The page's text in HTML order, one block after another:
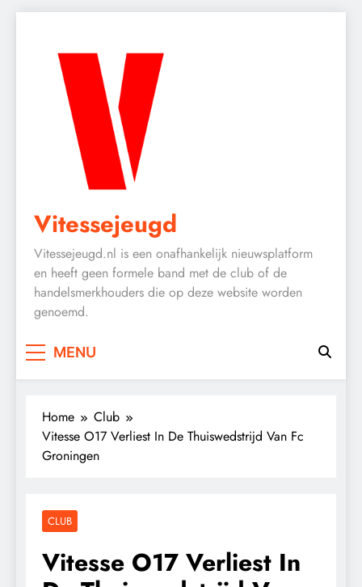
Vitessejeugd
Vitessejeugd.nl is een onafhankelijk nieuwsplatform
en heeft geen formele band met de club of de
handelsmerkhouders die op deze website worden
genoemd.
MENU
Home
Club
Vitesse O17 Verliest In De Thuiswedstrijd Van Fc
Groningen
CLUB
Vitesse O17 Verliest In